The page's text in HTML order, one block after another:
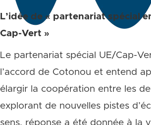
L’idée de « partenariat spécial
Cap-Vert »
Le partenariat spécial UE/Cap-
l’accord de Cotonou et entend
élargir la coopération entre les
explorant de nouvelles pistes
sens, réponse a été donnée à la